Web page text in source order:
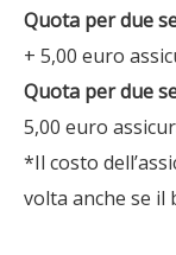
Quota per due
+ 5,00 euro
Quota per due
5,00 euro
*Il costo
volta anche se il